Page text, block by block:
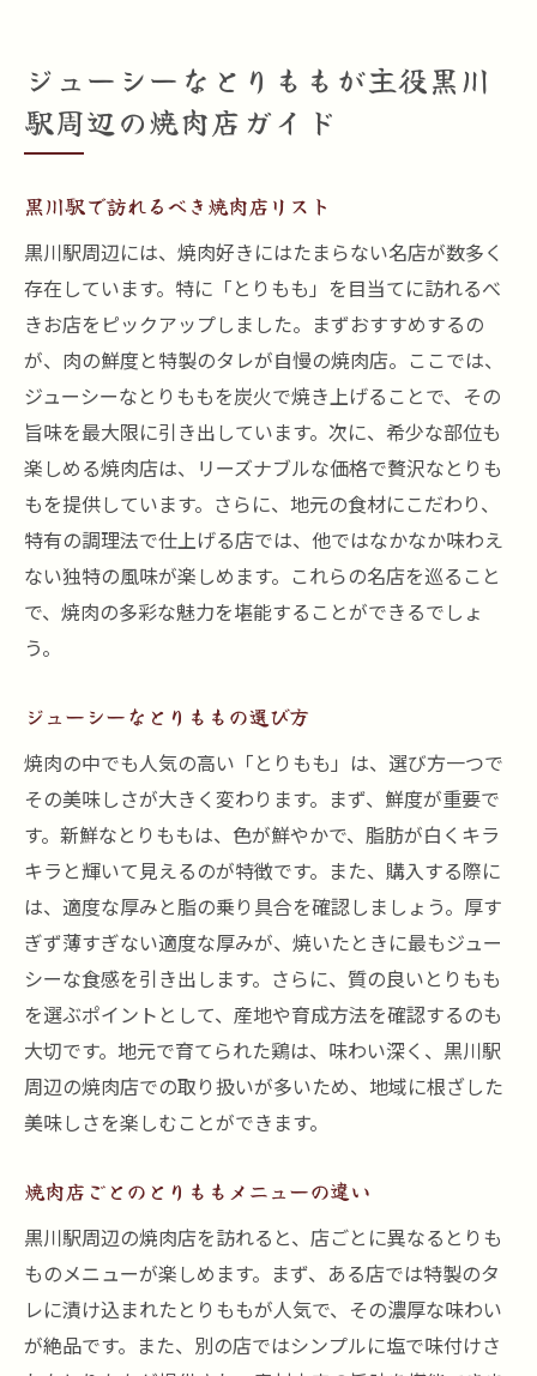
ジューシーなとりももが主役黒川
駅周辺の焼肉店ガイド
黒川駅で訪れるべき焼肉店リスト
黒川駅周辺には、焼肉好きにはたまらない名店が数多く
存在しています。特に「とりもも」を目当てに訪れるべ
きお店をピックアップしました。まずおすすめするの
が、肉の鮮度と特製のタレが自慢の焼肉店。ここでは、
ジューシーなとりももを炭火で焼き上げることで、その
旨味を最大限に引き出しています。次に、希少な部位も
楽しめる焼肉店は、リーズナブルな価格で贅沢なとりも
もを提供しています。さらに、地元の食材にこだわり、
特有の調理法で仕上げる店では、他ではなかなか味わえ
ない独特の風味が楽しめます。これらの名店を巡ること
で、焼肉の多彩な魅力を堪能することができるでしょ
う。
ジューシーなとりももの選び方
焼肉の中でも人気の高い「とりもも」は、選び方一つで
その美味しさが大きく変わります。まず、鮮度が重要で
す。新鮮なとりももは、色が鮮やかで、脂肪が白くキラ
キラと輝いて見えるのが特徴です。また、購入する際に
は、適度な厚みと脂の乗り具合を確認しましょう。厚す
ぎず薄すぎない適度な厚みが、焼いたときに最もジュー
シーな食感を引き出します。さらに、質の良いとりもも
を選ぶポイントとして、産地や育成方法を確認するのも
大切です。地元で育てられた鶏は、味わい深く、黒川駅
周辺の焼肉店での取り扱いが多いため、地域に根ざした
美味しさを楽しむことができます。
焼肉店ごとのとりももメニューの違い
黒川駅周辺の焼肉店を訪れると、店ごとに異なるとりも
ものメニューが楽しめます。まず、ある店では特製のタ
レに漬け込まれたとりももが人気で、その濃厚な味わい
が絶品です。また、別の店ではシンプルに塩で味付けさ